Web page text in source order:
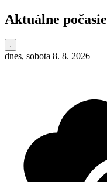
Aktuálne počasie
dnes, sobota 8. 8. 2026